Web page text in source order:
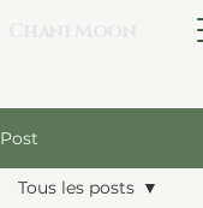
Post
Tous les posts